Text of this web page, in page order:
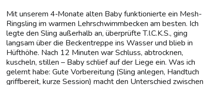
Mit unserem 4‑Monate alten Baby funktionierte ein Mesh-
Ringsling im warmen Lehrschwimmbecken am besten. Ich
legte den Sling außerhalb an, überprüfte T.I.C.K.S., ging
langsam über die Beckentreppe ins Wasser und blieb in
Hüfthöhe. Nach 12 Minuten war Schluss, abtrocknen,
kuscheln, stillen – Baby schlief auf der Liege ein. Was ich
gelernt habe: Gute Vorbereitung (Sling anlegen, Handtuch
griffbereit, kurze Session) macht den Unterschied zwischen